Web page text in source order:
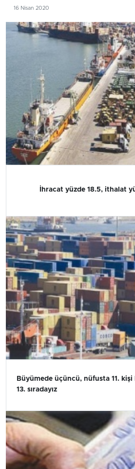
16 Nisan 2020
İhracat yüzde 18.5, ithalat
Büyümede üçüncü, nüfusta 11. kişi
13. sıradayız